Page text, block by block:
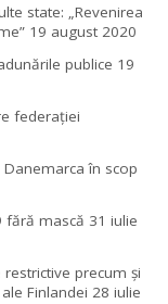
state: „Revenirea
19 august 2020
publice 19
federației
Danemarca în scop
fără mască 31 iulie
precum și
Finlandei 28 iulie